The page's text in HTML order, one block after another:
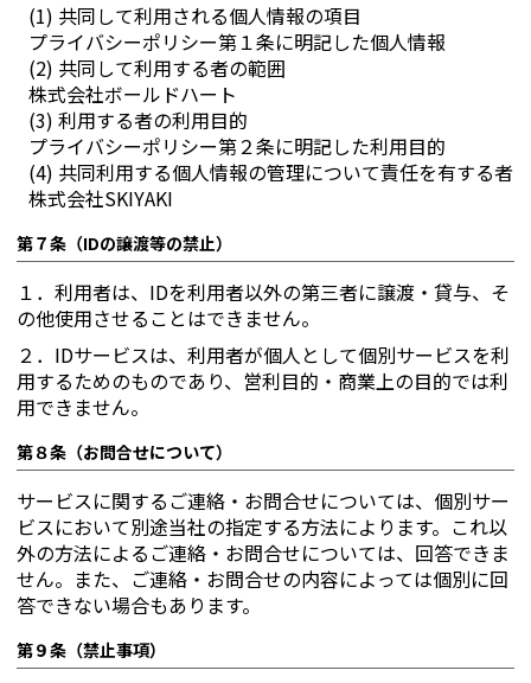
(1) 共同して利用される個人情報の項目
プライバシーポリシー第１条に明記した個人情報
(2) 共同して利用する者の範囲
株式会社ボールドハート
(3) 利用する者の利用目的
プライバシーポリシー第２条に明記した利用目的
(4) 共同利用する個人情報の管理について責任を有する者
株式会社SKIYAKI
第７条（IDの譲渡等の禁止）
１． 利用者は、IDを利用者以外の第三者に譲渡・貸与、そ
の他使用させることはできません。
２． IDサービスは、利用者が個人として個別サービスを利
用するためのものであり、営利目的・商業上の目的では利
用できません。
第８条（お問合せについて）
サービスに関するご連絡・お問合せについては、個別サー
ビスにおいて別途当社の指定する方法によります。これ以
外の方法によるご連絡・お問合せについては、回答できま
せん。また、ご連絡・お問合せの内容によっては個別に回
答できない場合もあります。
第９条（禁止事項）